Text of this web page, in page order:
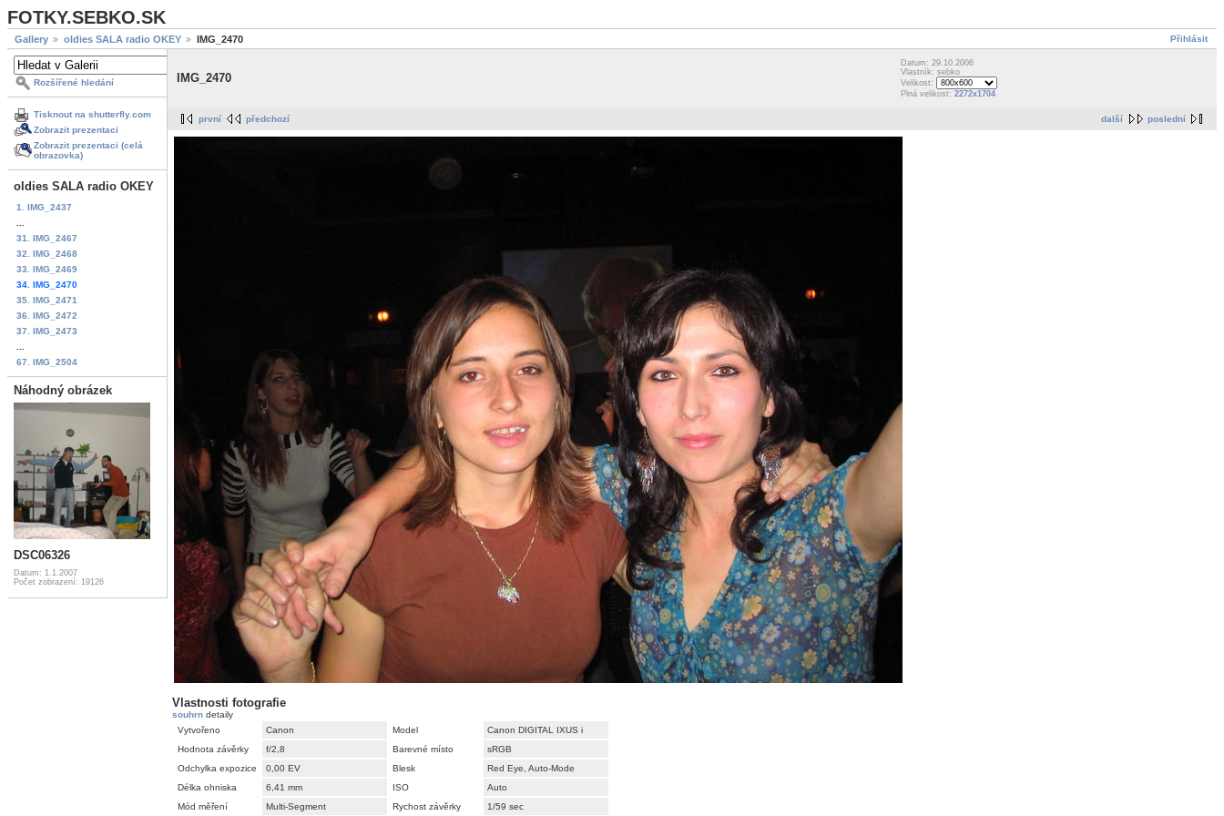
FOTKY.SEBKO.SK
Přihlásit
Gallery oldies SALA radio OKEY IMG_2470
Rozšířené hledání
Tisknout na shutterfly.com
Zobrazit prezentaci
Zobrazit prezentaci (celá
obrazovka)
oldies SALA radio OKEY
1. IMG_2437
31. IMG_2467
32. IMG_2468
33. IMG_2469
34. IMG_2470
35. IMG_2471
36. IMG_2472
37. IMG_2473
67. IMG_2504
Náhodný obrázek
DSC06326
Datum: 1.1.2007
Počet zobrazení: 19126
IMG_2470
Datum: 29.10.2006
Vlastník: sebko
Velikost:
Plná velikost: 2272x1704
další poslední
první předchozí
Vlastnosti fotografie
souhrn detaily
Vytvořeno
Canon Model
Canon DIGITAL IXUS i
Hodnota závěrky
f/2,8 Barevné místo
sRGB
Odchylka expozice
0,00 EV Blesk
Red Eye, Auto-Mode
Délka ohniska
6,41 mm ISO
Auto
Mód měření
Multi-Segment Rychost závěrky 1/59 sec